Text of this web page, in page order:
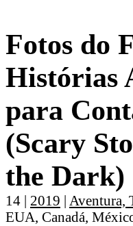
Fotos do
Histórias
para
(Scary
the Dark)
14 | 2019 | Aventura,
EUA, Canadá,